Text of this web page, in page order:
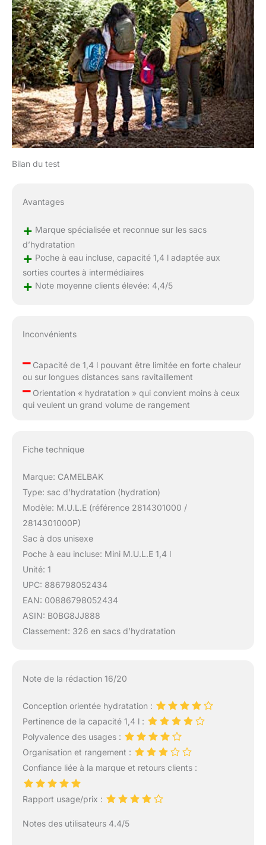
Bilan du test
Avantages
+ Marque spécialisée et reconnue sur les sacs
d’hydratation
+ Poche à eau incluse, capacité 1,4 l adaptée aux
sorties courtes à intermédiaires
+ Note moyenne clients élevée: 4,4/5
Inconvénients
–Capacité de 1,4 l pouvant être limitée en forte chaleur
ou sur longues distances sans ravitaillement
–Orientation « hydratation » qui convient moins à ceux
qui veulent un grand volume de rangement
Fiche technique
Marque: CAMELBAK
Type: sac d’hydratation (hydration)
Modèle: M.U.L.E (référence 2814301000 /
2814301000P)
Sac à dos unisexe
Poche à eau incluse: Mini M.U.L.E 1,4 l
Unité: 1
UPC: 886798052434
EAN: 00886798052434
ASIN: B0BG8JJ888
Classement: 326 en sacs d’hydratation
Note de la rédaction 16/20
Conception orientée hydratation :
Pertinence de la capacité 1,4 l :
Polyvalence des usages :
Organisation et rangement :
Confiance liée à la marque et retours clients :
Rapport usage/prix :
Notes des utilisateurs 4.4/5